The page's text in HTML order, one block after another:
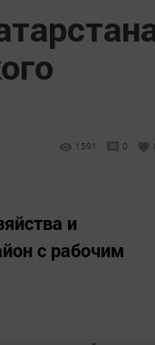
1591 0
и
с рабочим